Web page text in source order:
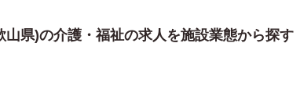
県)の介護・福祉の求人を施設業態から探す